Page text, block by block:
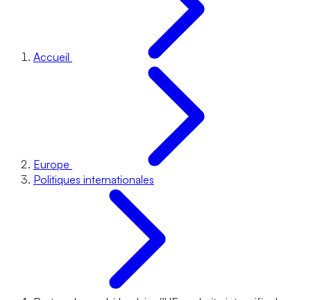
Accueil
Europe
Politiques internationales